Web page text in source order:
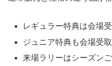
レギュラー特典は会場
ジュニア特典も会場受
来場ラリーはシーズン